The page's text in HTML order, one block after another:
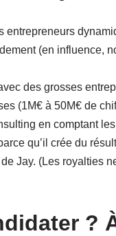
entrepreneurs
(en influence,
des grosses
(1M€ à 50M€ de
en comptant
qu’il crée du
Jay. (Les royalties
?